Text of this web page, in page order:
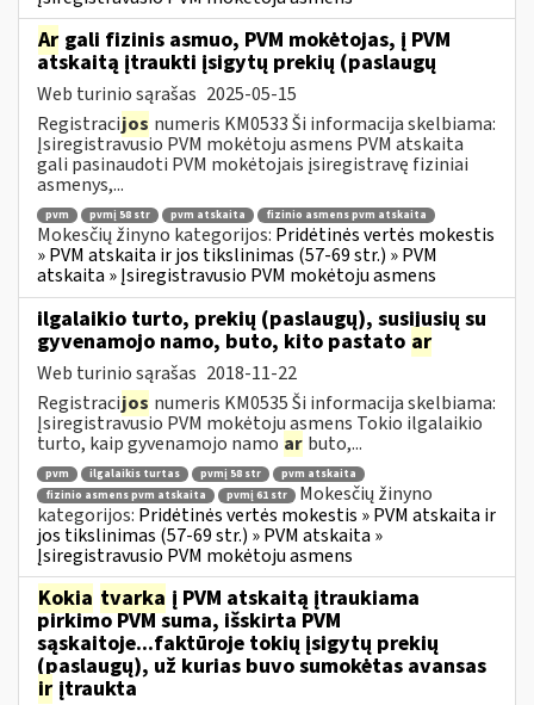
Ar gali fizinis asmuo, PVM mokėtojas, į PVM
atskaitą įtraukti įsigytų prekių (paslaugų
Web turinio sąrašas 2025-05-15
Registracijos numeris KM0533 Ši informacija skelbiama:
Įsiregistravusio PVM mokėtoju asmens PVM atskaita
gali pasinaudoti PVM mokėtojais įsiregistravę fiziniai
asmenys,...
pvm pvmį 58 str pvm atskaita fizinio asmens pvm atskaita
Mokesčių žinyno kategorijos: Pridėtinės vertės mokestis
» PVM atskaita ir jos tikslinimas (57-69 str.) » PVM
atskaita » Įsiregistravusio PVM mokėtoju asmens
ilgalaikio turto, prekių (paslaugų), susijusių su
gyvenamojo namo, buto, kito pastato ar
Web turinio sąrašas 2018-11-22
Registracijos numeris KM0535 Ši informacija skelbiama:
Įsiregistravusio PVM mokėtoju asmens Tokio ilgalaikio
turto, kaip gyvenamojo namo ar buto,...
pvm ilgalaikis turtas pvmį 58 str
pvm atskaita
fizinio asmens pvm atskaita
pvmį 61 str
Mokesčių žinyno
kategorijos: Pridėtinės vertės mokestis » PVM atskaita ir
jos tikslinimas (57-69 str.) » PVM atskaita »
Įsiregistravusio PVM mokėtoju asmens
Kokia tvarka į PVM atskaitą įtraukiama
pirkimo PVM suma, išskirta PVM
sąskaitoje...faktūroje tokių įsigytų prekių
(paslaugų), už kurias buvo sumokėtas avansas
ir įtraukta